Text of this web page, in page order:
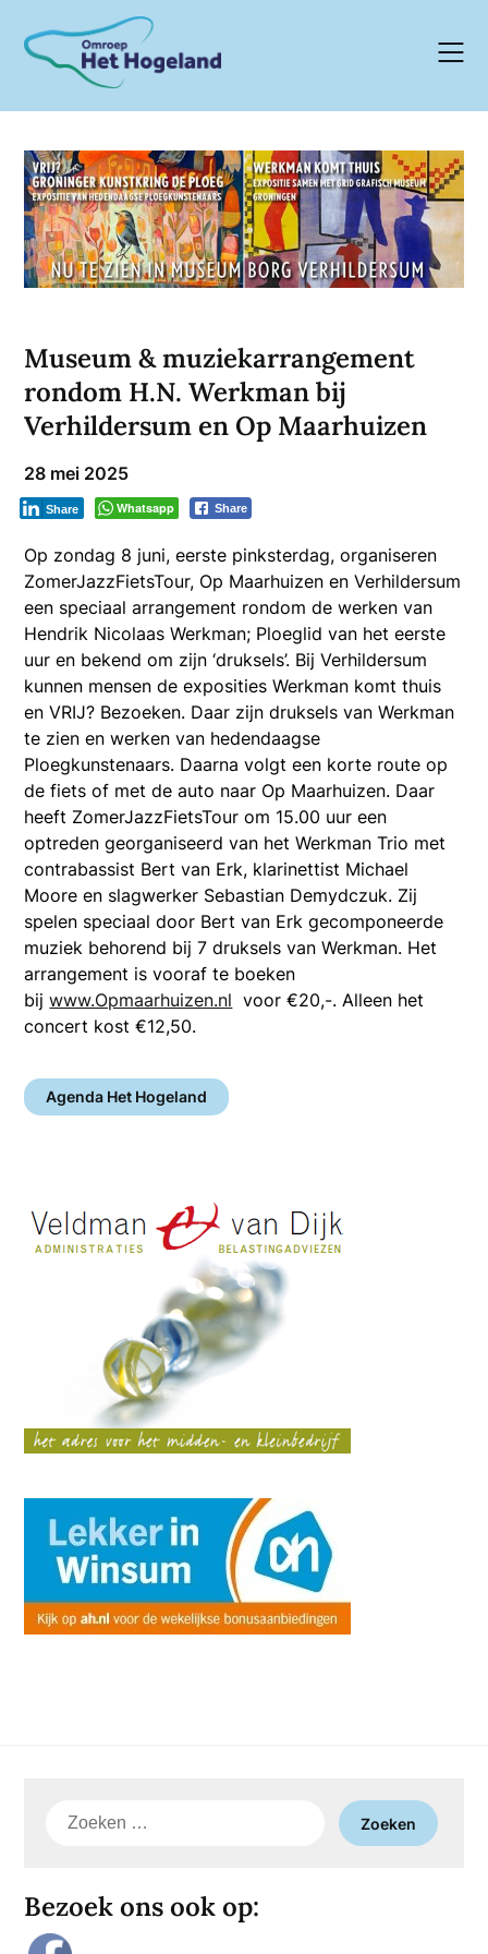
content
Museum & muziekarrangement
rondom H.N. Werkman bij
Verhildersum en Op Maarhuizen
28 mei 2025
Whatsapp Share
Share
Op zondag 8 juni, eerste pinksterdag, organiseren
ZomerJazzFietsTour, Op Maarhuizen en Verhildersum
een speciaal arrangement rondom de werken van
Hendrik Nicolaas Werkman; Ploeglid van het eerste
uur en bekend om zijn ‘druksels’. Bij Verhildersum
kunnen mensen de exposities Werkman komt thuis
en VRIJ? Bezoeken. Daar zijn druksels van Werkman
te zien en werken van hedendaagse
Ploegkunstenaars. Daarna volgt een korte route op
de fiets of met de auto naar Op Maarhuizen. Daar
heeft ZomerJazzFietsTour om 15.00 uur een
optreden georganiseerd van het Werkman Trio met
contrabassist Bert van Erk, klarinettist Michael
Moore en slagwerker Sebastian Demydczuk. Zij
spelen speciaal door Bert van Erk gecomponeerde
muziek behorend bij 7 druksels van Werkman. Het
arrangement is vooraf te boeken
bijwww.Opmaarhuizen.nl voor €20,-. Alleen het
concert kost €12,50.
Agenda Het Hogeland
Zoeken
Bezoek ons ook op: